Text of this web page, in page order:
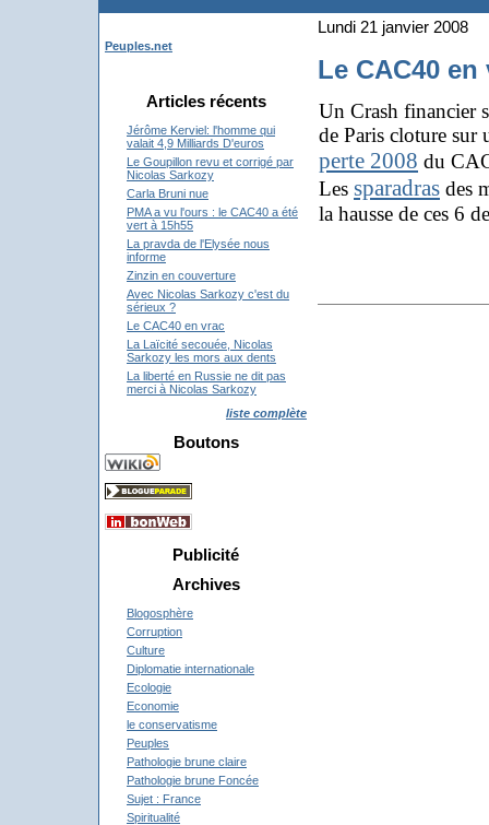
Peuples.net
Articles récents
Jérôme Kerviel: l'homme qui
valait 4,9 Milliards D'euros
Le Goupillon revu et corrigé par
Nicolas Sarkozy
Carla Bruni nue
PMA a vu l'ours : le CAC40 a été
vert à 15h55
La pravda de l'Elysée nous
informe
Zinzin en couverture
Avec Nicolas Sarkozy c'est du
sérieux ?
Le CAC40 en vrac
La Laïcité secouée, Nicolas
Sarkozy les mors aux dents
La liberté en Russie ne dit pas
merci à Nicolas Sarkozy
liste complète
Boutons
Publicité
Archives
Blogosphère
Corruption
Culture
Diplomatie internationale
Ecologie
Economie
le conservatisme
Peuples
Pathologie brune claire
Pathologie brune Foncée
Sujet : France
Spiritualité
Lundi 21 janvier 2008
Le CAC40 en
Un Crash financier
de Paris cloture sur
perte 2008 du
Les sparadras des
la hausse de ces 6